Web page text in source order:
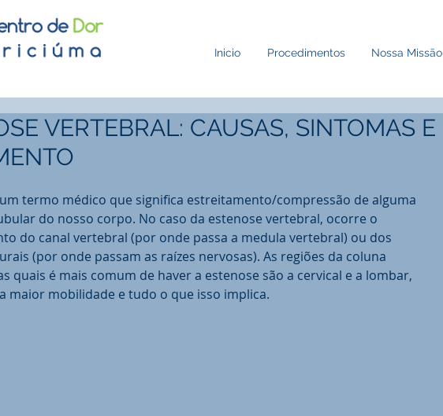
Inicio Procedimentos Nossa Missão
VERTEBRAL: CAUSAS, SINTOMAS E
termo médico que significa estreitamento/compressão de alguma
do nosso corpo. No caso da estenose vertebral, ocorre o
do canal vertebral (por onde passa a medula vertebral) ou dos
(por onde passam as raízes nervosas). As regiões da coluna
quais é mais comum de haver a estenose são a cervical e a lombar,
maior mobilidade e tudo o que isso implica.